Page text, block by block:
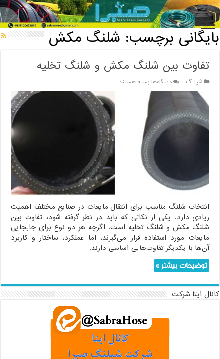
خانه / بایگانی برچسب: شلنگ مکش
بایگانی برچسب: شلنگ مکش
تفاوت بین شلنگ مکش و شلنگ تخلیه
شیلنگ دیدگاه‌هابرای
بین
شلنگ
مکش
و
شلنگ
تخلیه
بسته هستند
انتخاب شلنگ مناسب برای انتقال مایعات در صنایع مختلف اهمیت
زیادی دارد. یکی از نکاتی که باید در نظر گرفته شود، تفاوت بین
شلنگ مکش و شلنگ تخلیه است. اگرچه هر دو نوع برای جابجایی
مایعات مورد استفاده قرار می‌گیرند، اما عملکرد، ساختار و کاربرد
آن‌ها با یکدیگر تفاوت‌هایی اساسی دارند.
توضیحات بیشتر »
کانال ایتا شرکت